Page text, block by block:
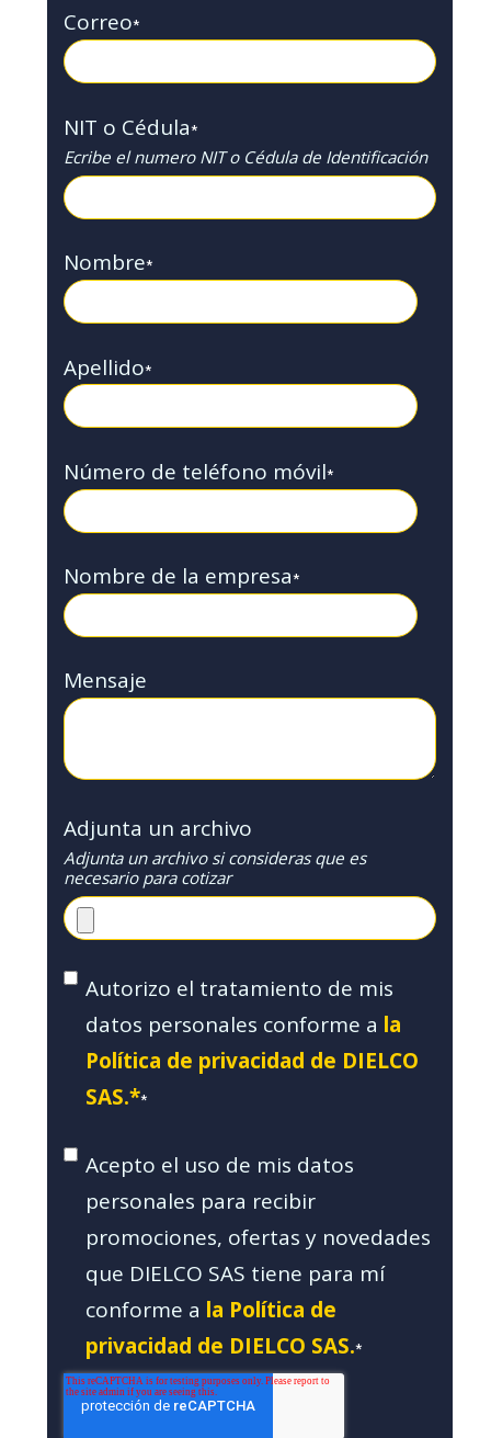
Correo*
NIT o Cédula*
Ecribe el numero NIT o Cédula de Identificación
Nombre*
Apellido*
Número de teléfono móvil*
Nombre de la empresa*
Mensaje
Adjunta un archivo
Adjunta un archivo si consideras que es
necesario para cotizar
Autorizo el tratamiento de mis
datos personales conforme a la
Política de privacidad de DIELCO
SAS.**
Acepto el uso de mis datos
personales para recibir
promociones, ofertas y novedades
que DIELCO SAS tiene para mí
conforme a la Política de
privacidad de DIELCO SAS.*